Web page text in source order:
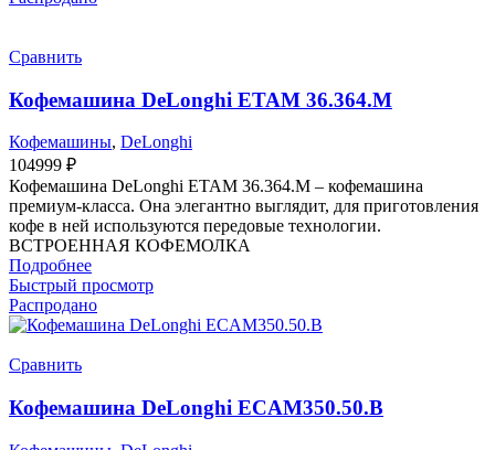
Сравнить
Кофемашина DeLonghi ETAM 36.364.M
Кофемашины, DeLonghi
104999 ₽
Кофемашина DeLonghi ETAM 36.364.M – кофемашина
премиум-класса. Она элегантно выглядит, для приготовления
кофе в ней используются передовые технологии.
ВСТРОЕННАЯ КОФЕМОЛКА
Подробнее
Быстрый просмотр
Распродано
Сравнить
Кофемашина DeLonghi ECAM350.50.B